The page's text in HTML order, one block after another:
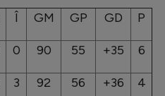
Î GM GP GD P
0 90 55 +35 6
3 92 56 +36 4